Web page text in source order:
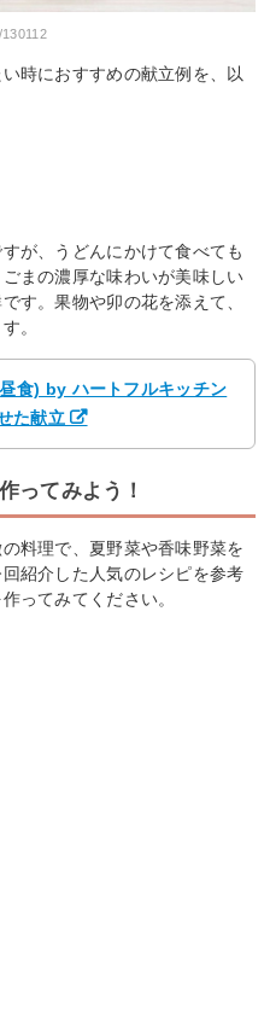
時におすすめの献立例を、以
が、うどんにかけて食べても
まの濃厚な味わいが美味しい
す。果物や卯の花を添えて、
。
食) by ハートフルキッチン
た献立
ってみよう！
料理で、夏野菜や香味野菜を
紹介した人気のレシピを参考
ってみてください。